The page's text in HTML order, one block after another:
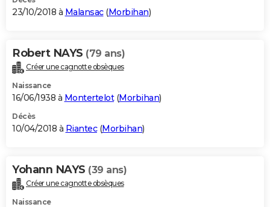
23/10/2018 à Malansac(Morbihan)
Robert NAYS (79 ans)
Créer une cagnotte obsèques
Naissance
16/06/1938 à Montertelot(Morbihan)
Décès
10/04/2018 à Riantec(Morbihan)
Yohann NAYS (39 ans)
Créer une cagnotte obsèques
Naissance